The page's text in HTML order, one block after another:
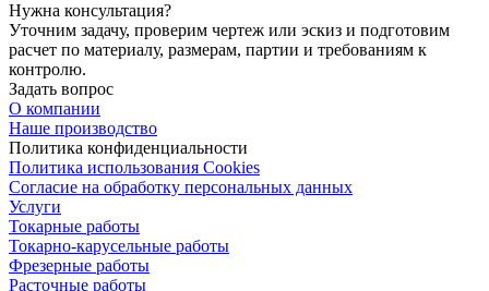
Нужна консультация?
Уточним задачу, проверим чертеж или эскиз и подготовим
расчет по материалу, размерам, партии и требованиям к
контролю.
Задать вопрос
О компании
Наше производство
Политика конфиденциальности
Политика использования Cookies
Согласие на обработку персональных данных
Услуги
Токарные работы
Токарно-карусельные работы
Фрезерные работы
Расточные работы